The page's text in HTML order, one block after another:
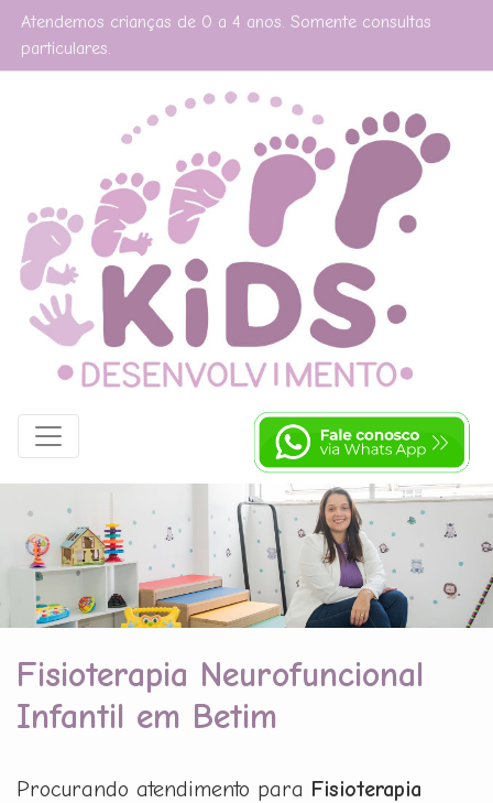
Atendemos crianças de 0 a 4 anos. Somente consultas
particulares.
Fisioterapia Neurofuncional
Infantil em Betim
Procurando atendimento para Fisioterapia